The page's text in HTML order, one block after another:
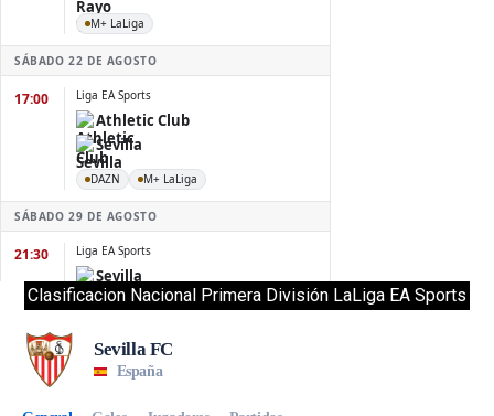
Clasificacion Nacional Primera División LaLiga EA Sports